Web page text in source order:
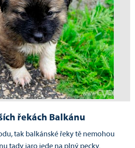
řekách Balkánu
tak balkánské řeky tě nemohou